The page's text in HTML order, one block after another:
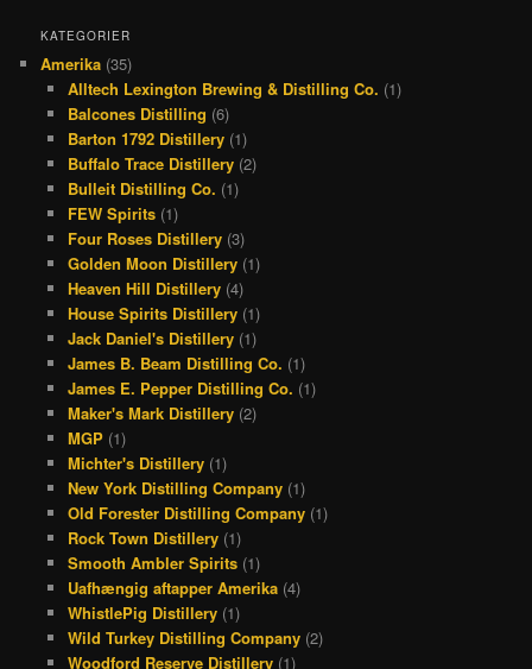
c
e
b
o
o
k
r
e
a
d
s
a
g
r
a
m
e
r
e
t
KATEGORIER
Amerika (35)
Alltech Lexington Brewing & Distilling Co. (1)
Balcones Distilling (6)
Barton 1792 Distillery(1)
Buffalo Trace Distillery(2)
Bulleit Distilling Co. (1)
FEW Spirits(1)
Four Roses Distillery(3)
Golden Moon Distillery(1)
Heaven Hill Distillery(4)
House Spirits Distillery(1)
Jack Daniel's Distillery(1)
James B. Beam Distilling Co. (1)
James E. Pepper Distilling Co. (1)
Maker's Mark Distillery(2)
MGP(1)
Michter's Distillery(1)
New York Distilling Company(1)
Old Forester Distilling Company(1)
Rock Town Distillery(1)
Smooth Ambler Spirits(1)
Uafhængig aftapper Amerika(4)
WhistlePig Distillery(1)
Wild Turkey Distilling Company(2)
Woodford Reserve Distillery(1)